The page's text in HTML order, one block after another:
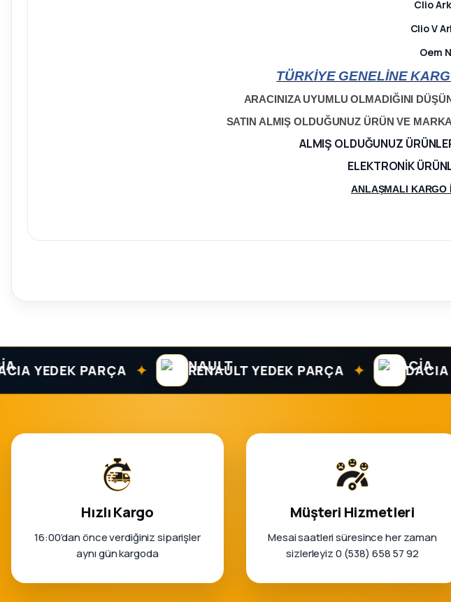
Clio
Clio V
Oem
TÜRKİYE GENELİNE
ARACINIZA UYUMLU OLMADIĞINI
SATIN ALMIŞ OLDUĞUNUZ ÜRÜN VE
ALMIŞ OLDUĞUNUZ
ELEKTRONİK
ANLAŞMALI KARGO
PARÇA ✦ RENAULT YEDEK PARÇA ✦ DACIA
Hızlı Kargo
16:00’dan önce verdiğiniz siparişler
aynı gün kargoda
Müşteri Hizmetleri
Mesai saatleri süresince her zaman
sizlerleyiz 0 (538) 658 57 92